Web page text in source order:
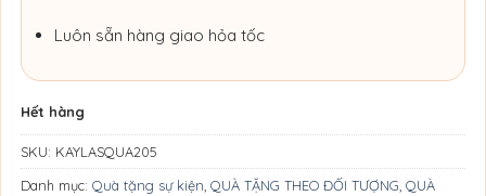
Luôn sẵn hàng giao hỏa tốc
Hết hàng
SKU: KAYLASQUA205
Danh mục: Quà tặng sự kiện QUÀ TẶNG THEO ĐỐI TƯỢNG QUÀ